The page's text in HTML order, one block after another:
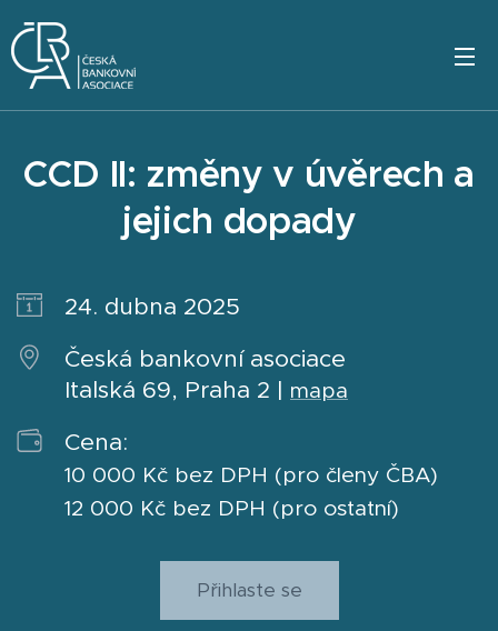
CCD II: změny v úvěrech a
jejich dopady
24. dubna 2025
Česká bankovní asociace
Italská 69, Praha 2 | mapa
Cena:
10 000 Kč bez DPH (pro členy ČBA)
12 000 Kč bez DPH (pro ostatní)
Přihlaste se